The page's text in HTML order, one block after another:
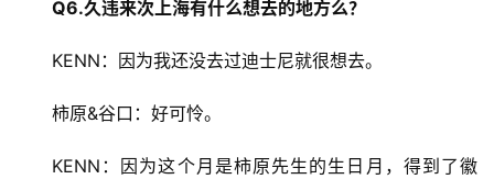
Q6.久违来次上海有什么想去的地方么？
KENN：因为我还没去过迪士尼就很想去。
柿原&谷口：好可怜。
KENN：因为这个月是柿原先生的生日月，得到了徽